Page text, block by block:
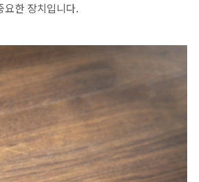
요한 장치입니다.